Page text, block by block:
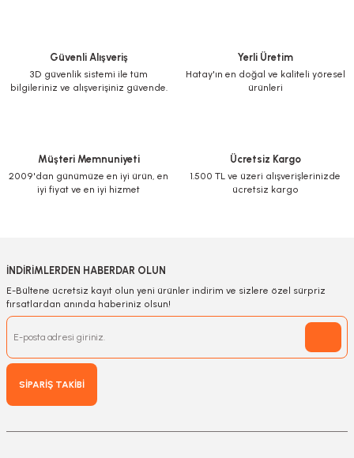
Güvenli Alışveriş
3D güvenlik sistemi ile tüm
bilgileriniz ve alışverişiniz güvende.
Yerli Üretim
Hatay'ın en doğal ve kaliteli yöresel
ürünleri
Müşteri Memnuniyeti
2009'dan günümüze en iyi ürün, en
iyi fiyat ve en iyi hizmet
Ücretsiz Kargo
1.500 TL ve üzeri alışverişlerinizde
ücretsiz kargo
İNDİRİMLERDEN HABERDAR OLUN
E-Bültene ücretsiz kayıt olun yeni ürünler indirim ve sizlere özel sürpriz
fırsatlardan anında haberiniz olsun!
SİPARİŞ TAKİBİ